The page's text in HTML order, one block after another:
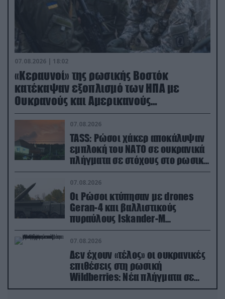
07.08.2026 | 18:02
«Κεραυνοί» της ρωσικής Βοστόκ
κατέκαψαν εξοπλισμό των ΗΠΑ με
Ουκρανούς και Αμερικανούς
μισθοφόρους – Δείτε βίντεο
07.08.2026
TASS: Ρώσοι χάκερ αποκάλυψαν
εμπλοκή του ΝΑΤΟ σε ουκρανικά
πλήγματα σε στόχους στο ρωσικό
έδαφος!
07.08.2026
Οι Ρώσοι κτύπησαν με drones
Geran-4 και βαλλιστικούς
πυραύλους Iskander-M
ουκρανικό τρένο με στρατιωτικό
εξοπλισμό
07.08.2026
Δεν έχουν «τέλος» οι ουκρανικές
επιθέσεις στη ρωσική
Wildberries: Νέα πλήγματα σε
εγκαταστάσεις στα Ουράλια